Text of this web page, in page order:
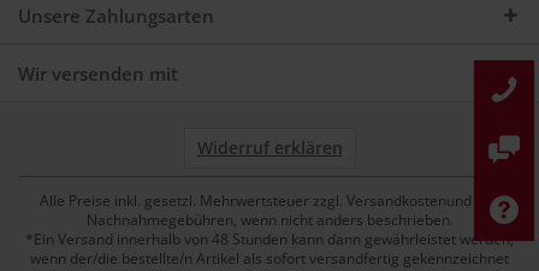
Unsere Zahlungsarten
Wir versenden mit
Widerruf erklären
Alle Preise inkl. gesetzl. Mehrwertsteuer zzgl. Versandkostenund ggf.
Nachnahmegebühren, wenn nicht anders beschrieben.
*Ein Versand innerhalb von 48 Stunden kann dann gewährleistet werden,
wenn der/die bestellte/n Artikel als sofort versandfertig gekennzeichnet